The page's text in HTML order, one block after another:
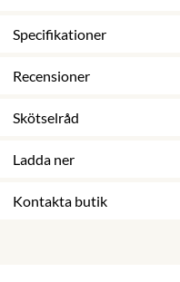
Specifikationer
Recensioner
Skötselråd
Ladda ner
Kontakta butik